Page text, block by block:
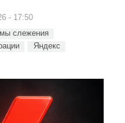
- 17:50
слежения
Яндекс